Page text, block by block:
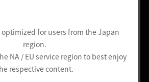
for users from the Japan
region.
NA / EU service region to best enjoy
respective content.
レンシア序盤で最も倒し難い相手です。移動速
どへの免疫があるため注意が必要です。
ロスが6～7匹ずつ群れをなしていますが、防
撃すると死ぬ恐れがあります。
ロス斧戦士をケンタウロスハンターの方へ移動
いいでしょう。